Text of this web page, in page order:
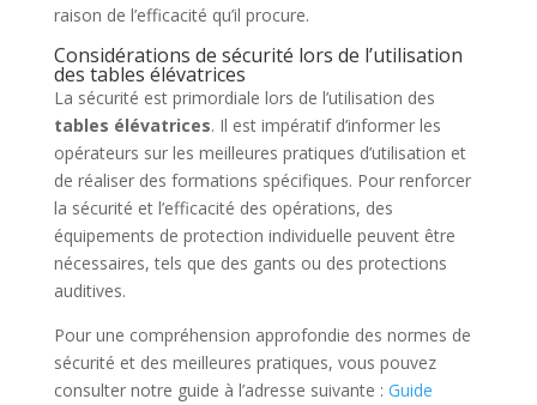
raison de l’efficacité qu’il procure.
Considérations de sécurité lors de l’utilisation
des tables élévatrices
La sécurité est primordiale lors de l’utilisation des
tables élévatrices. Il est impératif d’informer les
opérateurs sur les meilleures pratiques d’utilisation et
de réaliser des formations spécifiques. Pour renforcer
la sécurité et l’efficacité des opérations, des
équipements de protection individuelle peuvent être
nécessaires, tels que des gants ou des protections
auditives.
Pour une compréhension approfondie des normes de
sécurité et des meilleures pratiques, vous pouvez
consulter notre guide à l’adresse suivante : Guide